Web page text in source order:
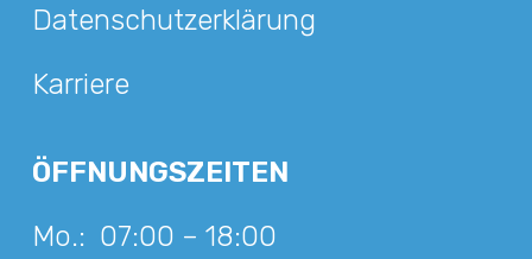
Datenschutzerklärung
Karriere
ÖFFNUNGSZEITEN
Mo.: 07:00 – 18:00